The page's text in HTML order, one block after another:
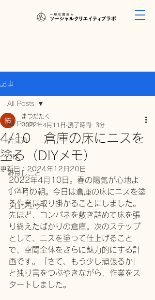
記事
All Posts
合気道
DIY
野良しごと
イベント
プロジェクト
All Posts
4/10 倉庫の床にニスを
塗る（DIYメモ）
まつだたく
2022年4月11日 読了時間: 3分
更新日： 2024年12月20日
2022年4月10日。春の陽気が心地よ
い4月の朝。今日は倉庫の床にニスを塗
る作業に取り掛かることにしました。
先ほど、コンパネを敷き詰めて床を張
り終えたばかりの倉庫。次のステップ
として、ニスを塗って仕上げること
で、空間全体をさらに魅力的にする計
画です。「さて、もう少し頑張るか」
と独り言をつぶやきながら、作業をス
タートしました。